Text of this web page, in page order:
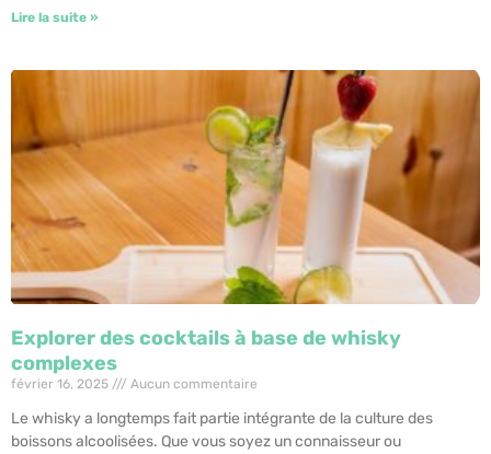
Lire la suite »
Explorer des cocktails à base de whisky
complexes
février 16, 2025 Aucun commentaire
Le whisky a longtemps fait partie intégrante de la culture des
boissons alcoolisées. Que vous soyez un connaisseur ou